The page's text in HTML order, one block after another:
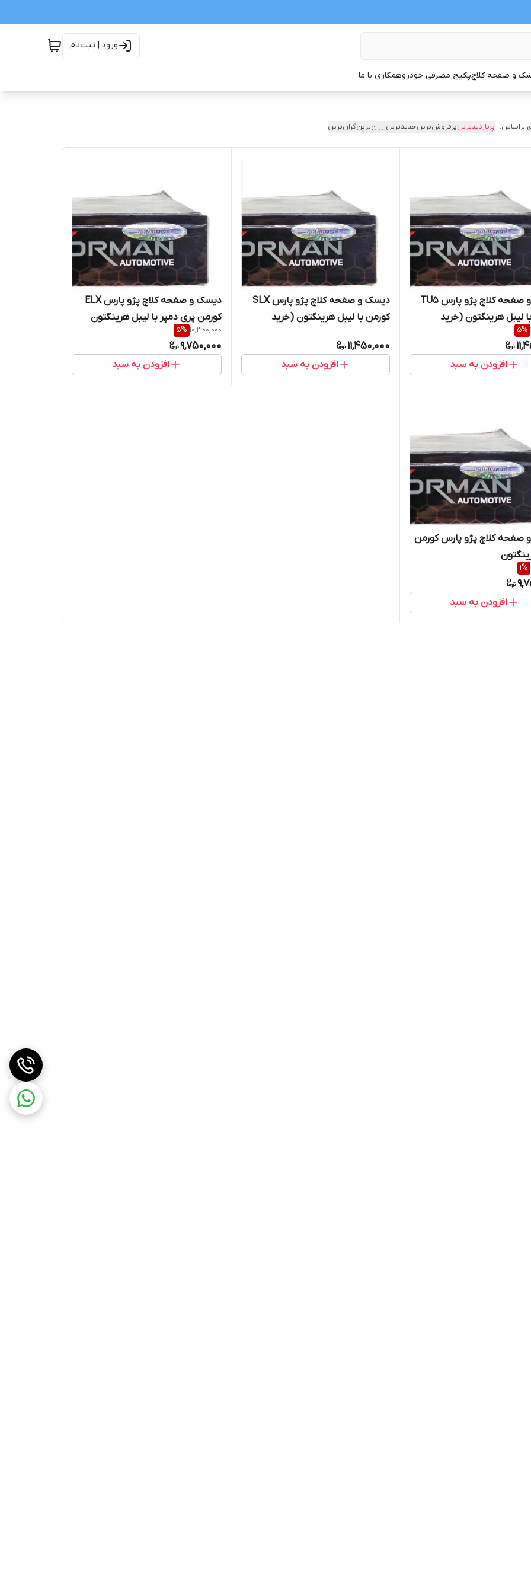
ورود | ثبت‌نام
و صفحه کلاچپکیج مصرفی خودروهمکاری با ما
براساس: پربازدیدترینپرفروش‌ترینجدیدترینارزان‌ترینگران‌ترین
دیسک و صفحه کلاچ پژو پارس TU5
لیبل هرینگتون (خرید
واردکننده)
5%
افزودن به سبد
دیسک و صفحه کلاچ پژو پارس SLX
کورمن با لیبل هرینگتون (خرید
11,450,000
افزودن به سبد
دیسک و صفحه کلاچ پژو پارس ELX
کورمن پری دمپر با لیبل هرینگتون
(خرید مستقیم از واردکننده)
10,300,000
5%
9,750,000
افزودن به سبد
صفحه کلاچ پژو پارس کورمن
1%
افزودن به سبد